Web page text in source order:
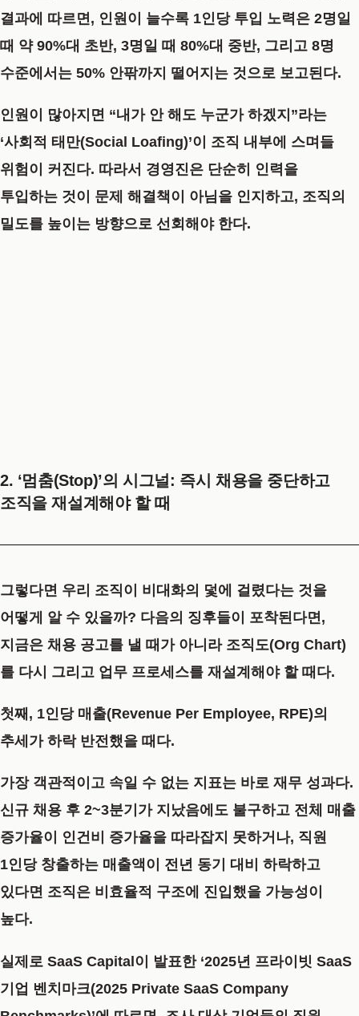
결과에 따르면, 인원이 늘수록 1인당 투입 노력은 2명일
때 약 90%대 초반, 3명일 때 80%대 중반, 그리고 8명
수준에서는 50% 안팎까지 떨어지는 것으로 보고된다.
인원이 많아지면 “내가 안 해도 누군가 하겠지”라는
‘사회적 태만(Social Loafing)’이 조직 내부에 스며들
위험이 커진다. 따라서 경영진은 단순히 인력을
투입하는 것이 문제 해결책이 아님을 인지하고, 조직의
밀도를 높이는 방향으로 선회해야 한다.
2. ‘멈춤(Stop)’의 시그널: 즉시 채용을 중단하고
조직을 재설계해야 할 때
그렇다면 우리 조직이 비대화의 덫에 걸렸다는 것을
어떻게 알 수 있을까? 다음의 징후들이 포착된다면,
지금은 채용 공고를 낼 때가 아니라 조직도(Org Chart)
를 다시 그리고 업무 프로세스를 재설계해야 할 때다.
첫째, 1인당 매출(Revenue Per Employee, RPE)의
추세가 하락 반전했을 때다.
가장 객관적이고 속일 수 없는 지표는 바로 재무 성과다.
신규 채용 후 2~3분기가 지났음에도 불구하고 전체 매출
증가율이 인건비 증가율을 따라잡지 못하거나, 직원
1인당 창출하는 매출액이 전년 동기 대비 하락하고
있다면 조직은 비효율적 구조에 진입했을 가능성이
높다.
실제로 SaaS Capital이 발표한 ‘2025년 프라이빗 SaaS
기업 벤치마크(2025 Private SaaS Company